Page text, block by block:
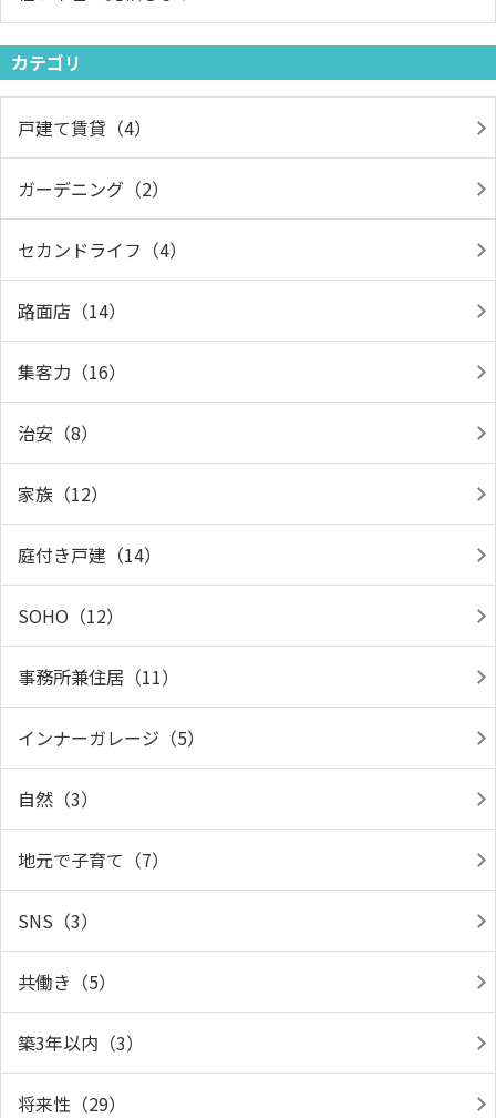
カテゴリ
戸建て賃貸（4）
ガーデニング（2）
セカンドライフ（4）
路面店（14）
集客力（16）
治安（8）
家族（12）
庭付き戸建（14）
SOHO（12）
事務所兼住居（11）
インナーガレージ（5）
自然（3）
地元で子育て（7）
SNS（3）
共働き（5）
築3年以内（3）
将来性（29）